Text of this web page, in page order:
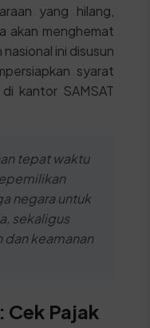
yang hilang,
akan menghemat
ini disusun
syarat
kantor SAMSAT
tepat waktu
negara untuk
sekaligus
dan keamanan
Cek Pajak